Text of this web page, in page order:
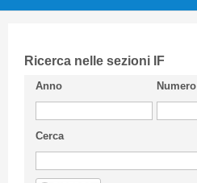
CIFI in breve
Linee Guida
Privacy Policy
Ricerca nelle sezioni IF
Anno Numero
Cerca